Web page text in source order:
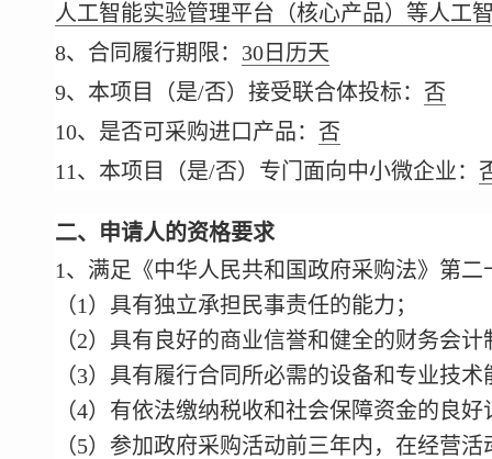
人工智能实验管理平台（核心产品）等人工
8、合同履行期限： 30日历天
9、本项目（是/否）接受联合体投标： 否
10、是否可采购进口产品： 否
11、本项目（是/否）专门面向中小微企业：
二、申请人的资格要求
1、满足《中华人民共和国政府采购法》第
（1）具有独立承担民事责任的能力；
（2）具有良好的商业信誉和健全的财务会计
（3）具有履行合同所必需的设备和专业技术
（4）有依法缴纳税收和社会保障资金的良好
（5）参加政府采购活动前三年内，在经营